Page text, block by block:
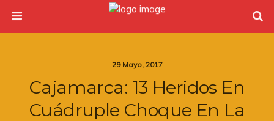
29 Mayo, 2017
Cajamarca: 13 Heridos En
Cuádruple Choque En La